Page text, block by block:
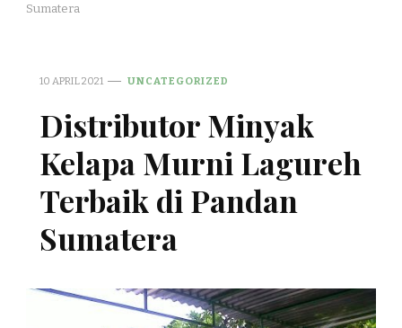
Sumatera
10 APRIL 2021 UNCATEGORIZED
Distributor Minyak
Kelapa Murni Lagureh
Terbaik di Pandan
Sumatera